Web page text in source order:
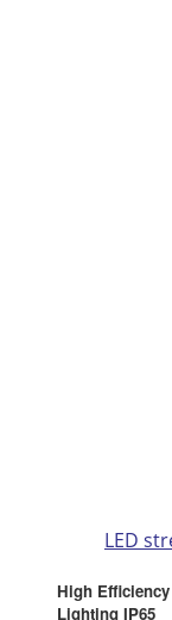
LED
High
Lighting IP65